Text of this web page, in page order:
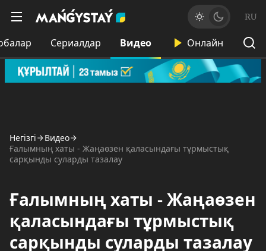
RU
Сериалдар Видео Онлайн
Негізгі
Видео
Ғалымның хаты - Жаңаөзен қаласындағы тұрмыстық
сарқынды суларды тазалау
Ғалымның хаты - Жаңаөзен
қаласындағы тұрмыстық
сарқынды суларды тазалау